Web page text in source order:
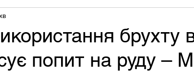
брухту
попит на руду –